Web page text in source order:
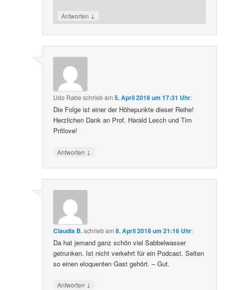
Antworten ↓
Udo Rabe schriebam5. April 2018 um 17:31 Uhr:
Die Folge ist einer der Höhepunkte dieser Reihe!
Herzlichen Dank an Prof. Harald Lesch und Tim
Pritlove!
Antworten ↓
Claudia B.schriebam8. April 2018 um 21:16 Uhr:
Da hat jemand ganz schön viel Sabbelwasser
getrunken. Ist nicht verkehrt für ein Podcast. Selten
so einen eloquenten Gast gehört. – Gut.
Antworten ↓